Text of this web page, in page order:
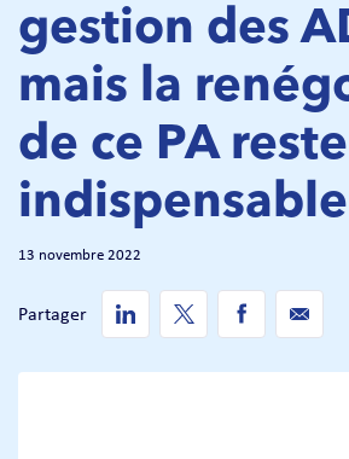
gestion des
mais la
de ce PA reste
13 novembre 2022
Partager